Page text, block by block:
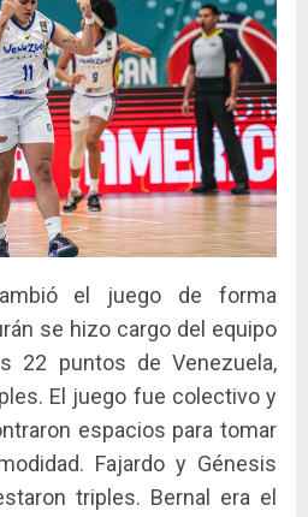
el juego de forma
se hizo cargo del equipo
22 puntos de Venezuela,
El juego fue colectivo y
espacios para tomar
Fajardo y Génesis
triples. Bernal era el